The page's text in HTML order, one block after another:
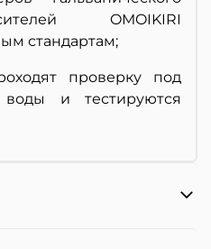
OMOIKIRI
стандартам;
проверку под
и тестируются